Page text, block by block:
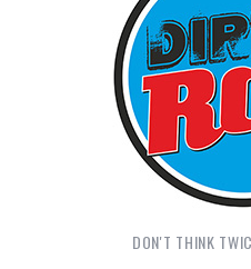
DON'T THINK